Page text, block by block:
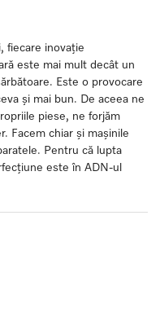
fiecare inovație
este mai mult decât un
Este o provocare
și mai bun. De aceea ne
piese, ne forjăm
Facem chiar și mașinile
Pentru că lupta
este în ADN-ul